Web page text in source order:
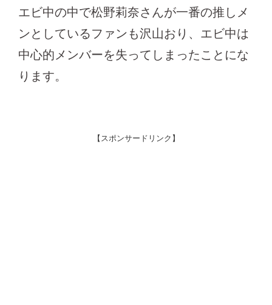
エビ中の中で松野莉奈さんが一番の推しメ
ンとしているファンも沢山おり、エビ中は
中心的メンバーを失ってしまったことにな
ります。
【スポンサードリンク】